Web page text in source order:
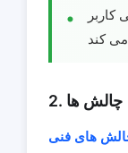
کاربر
کند
2. چالش ها